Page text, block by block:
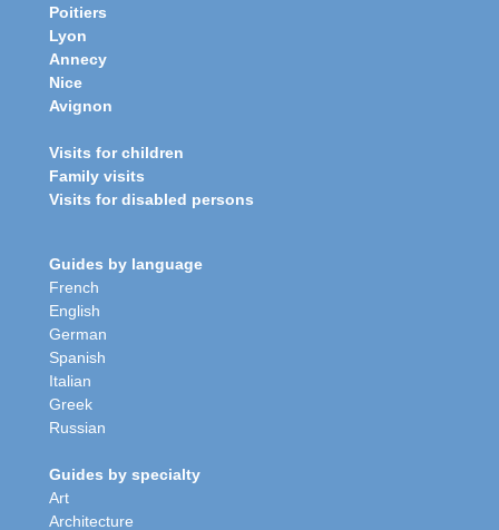
Poitiers
Lyon
Annecy
Nice
Avignon
Visits for children
Family visits
Visits for disabled persons
Guides by language
French
English
German
Spanish
Italian
Greek
Russian
Guides by specialty
Art
Architecture